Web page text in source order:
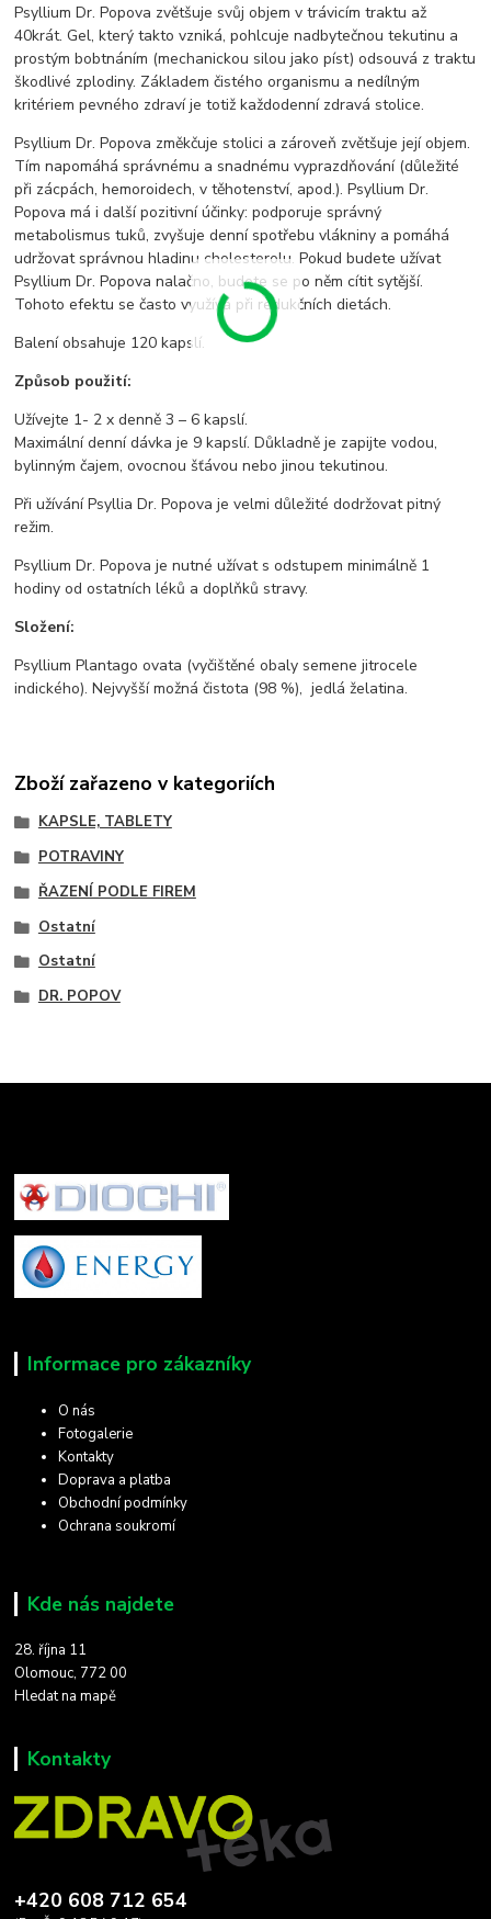
Psyllium Dr. Popova zvětšuje svůj objem v trávicím traktu až
40krát. Gel, který takto vzniká, pohlcuje nadbytečnou tekutinu a
prostým bobtnáním (mechanickou silou jako píst) odsouvá z traktu
škodlivé zplodiny. Základem čistého organismu a nedílným
kritériem pevného zdraví je totiž každodenní zdravá stolice.
Psyllium Dr. Popova změkčuje stolici a zároveň zvětšuje její objem.
Tím napomáhá správnému a snadnému vyprazdňování (důležité
při zácpách, hemoroidech, v těhotenství, apod.). Psyllium Dr.
Popova má i další pozitivní účinky: podporuje správný
metabolismus tuků, zvyšuje denní spotřebu vlákniny a pomáhá
udržovat správnou hladinu cholesterolu. Pokud budete užívat
Psyllium Dr. Popova nalačno, budete se po něm cítit sytější.
Tohoto efektu se často využívá při redukčních dietách.
Balení obsahuje 120 kapslí.
Způsob použití:
Užívejte 1- 2 x denně 3 – 6 kapslí.
Maximální denní dávka je 9 kapslí. Důkladně je zapijte vodou,
bylinným čajem, ovocnou šťávou nebo jinou tekutinou.
Při užívání Psyllia Dr. Popova je velmi důležité dodržovat pitný
režim.
Psyllium Dr. Popova je nutné užívat s odstupem minimálně 1
hodiny od ostatních léků a doplňků stravy.
Složení:
Psyllium Plantago ovata (vyčištěné obaly semene jitrocele
indického). Nejvyšší možná čistota (98 %), jedlá želatina.
Zboží zařazeno v kategoriích
KAPSLE, TABLETY
POTRAVINY
ŘAZENÍ PODLE FIREM
Ostatní
Ostatní
DR. POPOV
Informace pro zákazníky
O nás
Fotogalerie
Kontakty
Doprava a platba
Obchodní podmínky
Ochrana soukromí
Kde nás najdete
28. října 11
Olomouc, 772 00
Hledat na mapě
Kontakty
+420 608 712 654